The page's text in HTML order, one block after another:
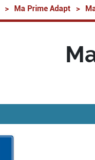
> Ma Prime Adapt >